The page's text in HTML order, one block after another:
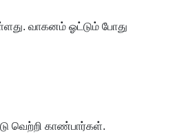
வாகனம் ஓட்டும் போது
வெற்றி காண்பார்கள்.